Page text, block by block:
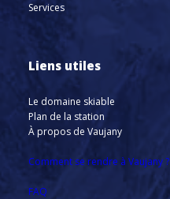
Services
Liens utiles
Le domaine skiable
Plan de la station
À propos de Vaujany
Comment se rendre à Vaujany ?
FAQ